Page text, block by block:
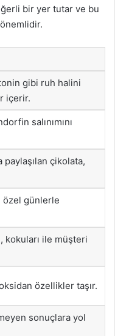
bir yer tutar ve bu
gibi ruh halini
içerir.
salınımını
çikolata,
özel günlerle
kokuları ile müşteri
özellikler taşır.
sonuçlara yol